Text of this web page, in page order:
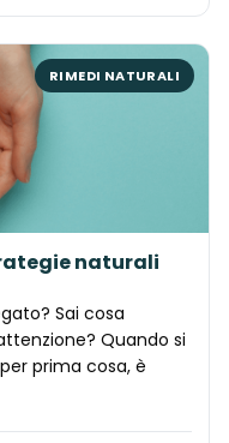
RIMEDI NATURALI
naturali
Sai cosa
Quando si
prima cosa, è